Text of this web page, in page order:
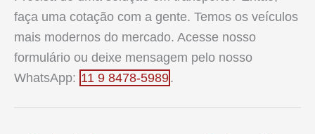
faça uma cotação com a gente. Temos os veículos
mais modernos do mercado. Acesse nosso
formulário ou deixe mensagem pelo nosso
WhatsApp: 11 9 8478-5989.